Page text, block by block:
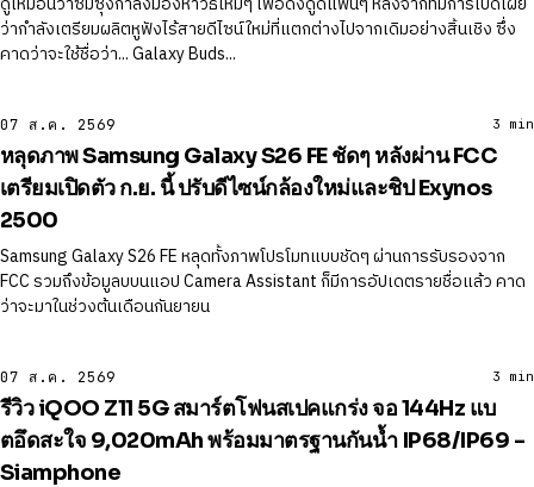
ว่ากำลังเตรียมผลิตหูฟังไร้สายดีไซน์ใหม่ที่แตกต่างไปจากเดิมอย่างสิ้นเชิง ซึ่ง
คาดว่าจะใช้ชื่อว่า... Galaxy Buds...
07 ส.ค. 2569
หลุดภาพ Samsung Galaxy S26 FE ชัดๆ หลังผ่าน FCC
เตรียมเปิดตัว ก.ย. นี้ ปรับดีไซน์กล้องใหม่และชิป Exynos
2500
Samsung Galaxy S26 FE หลุดทั้งภาพโปรโมทแบบชัดๆ ผ่านการรับรองจาก
FCC รวมถึงข้อมูลบบนแอป Camera Assistant ก็มีการอัปเดตรายชื่อแล้ว คาด
ว่าจะมาในช่วงต้นเดือนกันยายน
3 min
07 ส.ค. 2569
รีวิว iQOO Z11 5G สมาร์ตโฟนสเปคแกร่ง จอ 144Hz แบ
ตอึดสะใจ 9,020mAh พร้อมมาตรฐานกันน้ำ IP68/IP69 -
Siamphone
3 min